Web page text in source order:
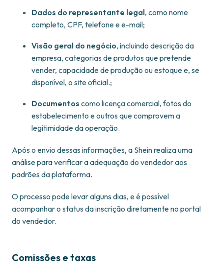
Dados do representante legal, como nome
completo, CPF, telefone e e-mail;
Visão geral do negócio, incluindo descrição da
empresa, categorias de produtos que pretende
vender, capacidade de produção ou estoque e, se
disponível, o site oficial.;
Documentos como licença comercial, fotos do
estabelecimento e outros que comprovem a
legitimidade da operação.​
Após o envio dessas informações, a Shein realiza uma
análise para verificar a adequação do vendedor aos
padrões da plataforma.
O processo pode levar alguns dias, e é possível
acompanhar o status da inscrição diretamente no portal
do vendedor.
Comissões e taxas